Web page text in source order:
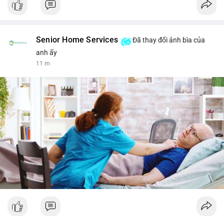
Senior Home Services
Đã thay đổi ảnh bìa của
anh ấy
11 m